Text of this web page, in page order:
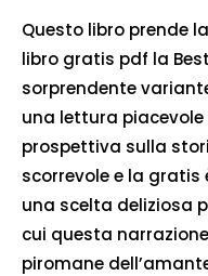
Questo libro prende
libro gratis pdf la
sorprendente
una lettura
prospettiva sulla
scorrevole e la gratis
una scelta deliziosa
cui questa
piromane